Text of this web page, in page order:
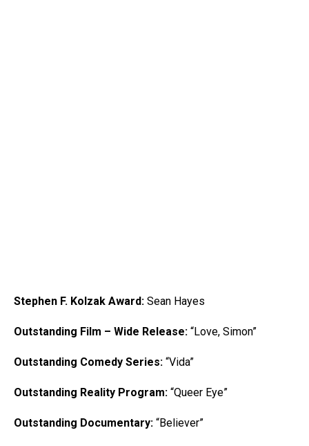
Stephen F. Kolzak Award: Sean Hayes
Outstanding Film – Wide Release: “Love, Simon”
Outstanding Comedy Series: “Vida”
Outstanding Reality Program: “Queer Eye”
Outstanding Documentary: “Believer”